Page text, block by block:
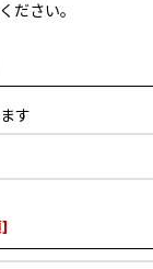
ださい。
す
]